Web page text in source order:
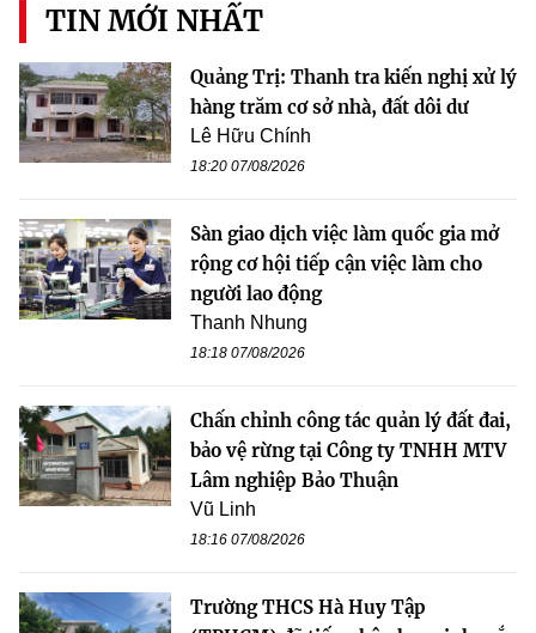
TIN MỚI NHẤT
Quảng Trị: Thanh tra kiến nghị xử lý
hàng trăm cơ sở nhà, đất dôi dư
Lê Hữu Chính
18:20 07/08/2026
Sàn giao dịch việc làm quốc gia mở
rộng cơ hội tiếp cận việc làm cho
người lao động
Thanh Nhung
18:18 07/08/2026
Chấn chỉnh công tác quản lý đất đai,
bảo vệ rừng tại Công ty TNHH MTV
Lâm nghiệp Bảo Thuận
Vũ Linh
18:16 07/08/2026
Trường THCS Hà Huy Tập